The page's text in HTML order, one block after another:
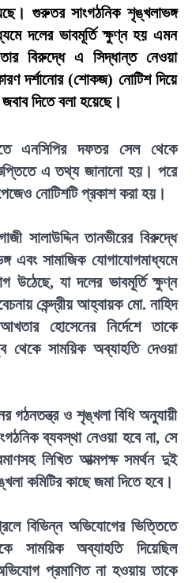
গুরুতর সাংগঠনিক শৃঙ্খলাভঙ্গ
দলের ভাবমূর্তি ক্ষুণ্ন হয় এমন
বিরুদ্ধে এ সিদ্ধান্ত নেওয়া
দর্শানোর (শোকজ) নোটিশ দিয়ে
দিতে বলা হয়েছে।
এনসিপির দফতর সেল থেকে
এ তথ্য জানানো হয়। পরে
নোটিশটি প্রকাশ করা হয়।
সালাউদ্দিন তানভীরের বিরুদ্ধে
এবং সামাজিক যোগাযোগমাধ্যমে
যা দলের ভাবমূর্তি ক্ষুণ্ন
কেন্দ্রীয় আহ্বায়ক মো. নাহিদ
হোসেনের নির্দেশে তাকে
থেকে সাময়িক অব্যাহতি দেওয়া
ও শৃঙ্খলা বিধি অনুযায়ী
ব্যবস্থা নেওয়া হবে না, সে
লিখিত আত্মপক্ষ সমর্থন দুই
কমিটির কাছে জমা দিতে হবে।
বিভিন্ন অভিযোগের ভিত্তিতে
সাময়িক অব্যাহতি দিয়েছিল
প্রমাণিত না হওয়ায় তাকে